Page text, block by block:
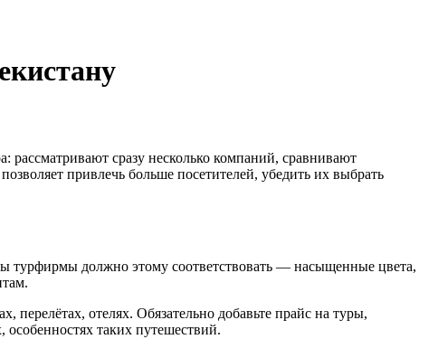
рассматривают сразу несколько компаний, сравнивают
привлечь больше посетителей, убедить их выбрать
турфирмы должно этому соответствовать — насыщенные цвета,
перелётах, отелях. Обязательно добавьте прайс на туры,
особенностях таких путешествий.